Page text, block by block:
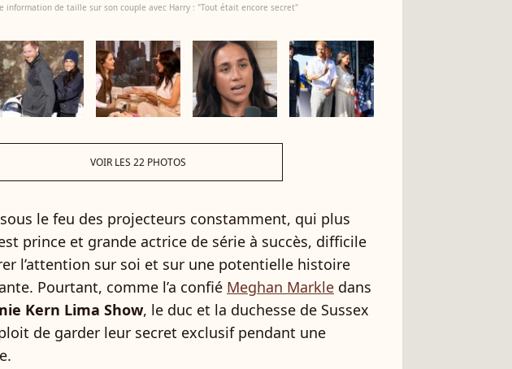
information de taille sur son couple avec Harry : "Tout était encore secret"
VOIR LES 22 PHOTOS
le feu des projecteurs constamment, qui plus
prince et grande actrice de série à succès, difficile
l’attention sur soi et sur une potentielle histoire
Pourtant, comme l’a confié Meghan Markle dans
Kern Lima Show, le duc et la duchesse de Sussex
de garder leur secret exclusif pendant une